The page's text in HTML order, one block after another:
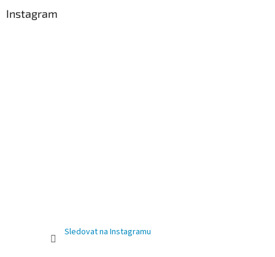
Instagram
Sledovat na Instagramu